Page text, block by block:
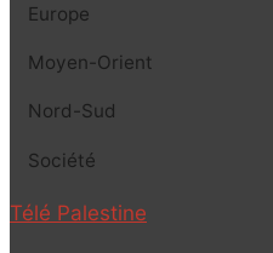
Europe
Moyen-Orient
Nord-Sud
Société
Télé Palestine